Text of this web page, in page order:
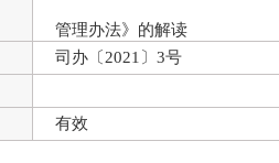
管理办法》的解读
司办〔2021〕3号
有效